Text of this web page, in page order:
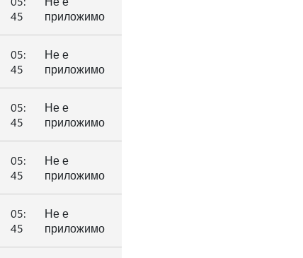
45
приложимо
05:
45
Не е
приложимо
05:
45
Не е
приложимо
05:
45
Не е
приложимо
05:
45
Не е
приложимо